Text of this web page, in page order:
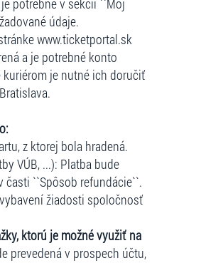
potrebné v sekcii ``Môj
údaje.
www.ticketportal.sk
a je potrebné konto
je nutné ich doručiť
z ktorej bola hradená.
VÚB, ...): Platba bude
``Spôsob refundácie``.
žiadosti spoločnosť
ktorú je možné využiť na
prevedená v prospech účtu,